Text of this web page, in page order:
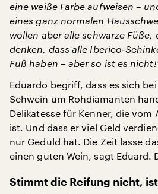
eine weiße Farbe aufweisen –
eines ganz normalen
wollen aber alle schwarze Füße,
denken, dass alle Iberico-
Fuß haben – aber so ist es
Eduardo begriff, dass es sich
Schwein um Rohdiamanten
Delikatesse für Kenner, die vom
ist. Und dass er viel Geld
nur Geduld hat. Die Zeit lasse
einen guten Wein, sagt Eduard.
Stimmt die Reifung nicht,